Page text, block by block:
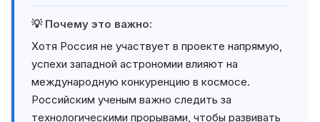
💡 Почему это важно:
Хотя Россия не участвует в проекте напрямую,
успехи западной астрономии влияют на
международную конкуренцию в космосе.
Российским ученым важно следить за
технологическими прорывами, чтобы развивать